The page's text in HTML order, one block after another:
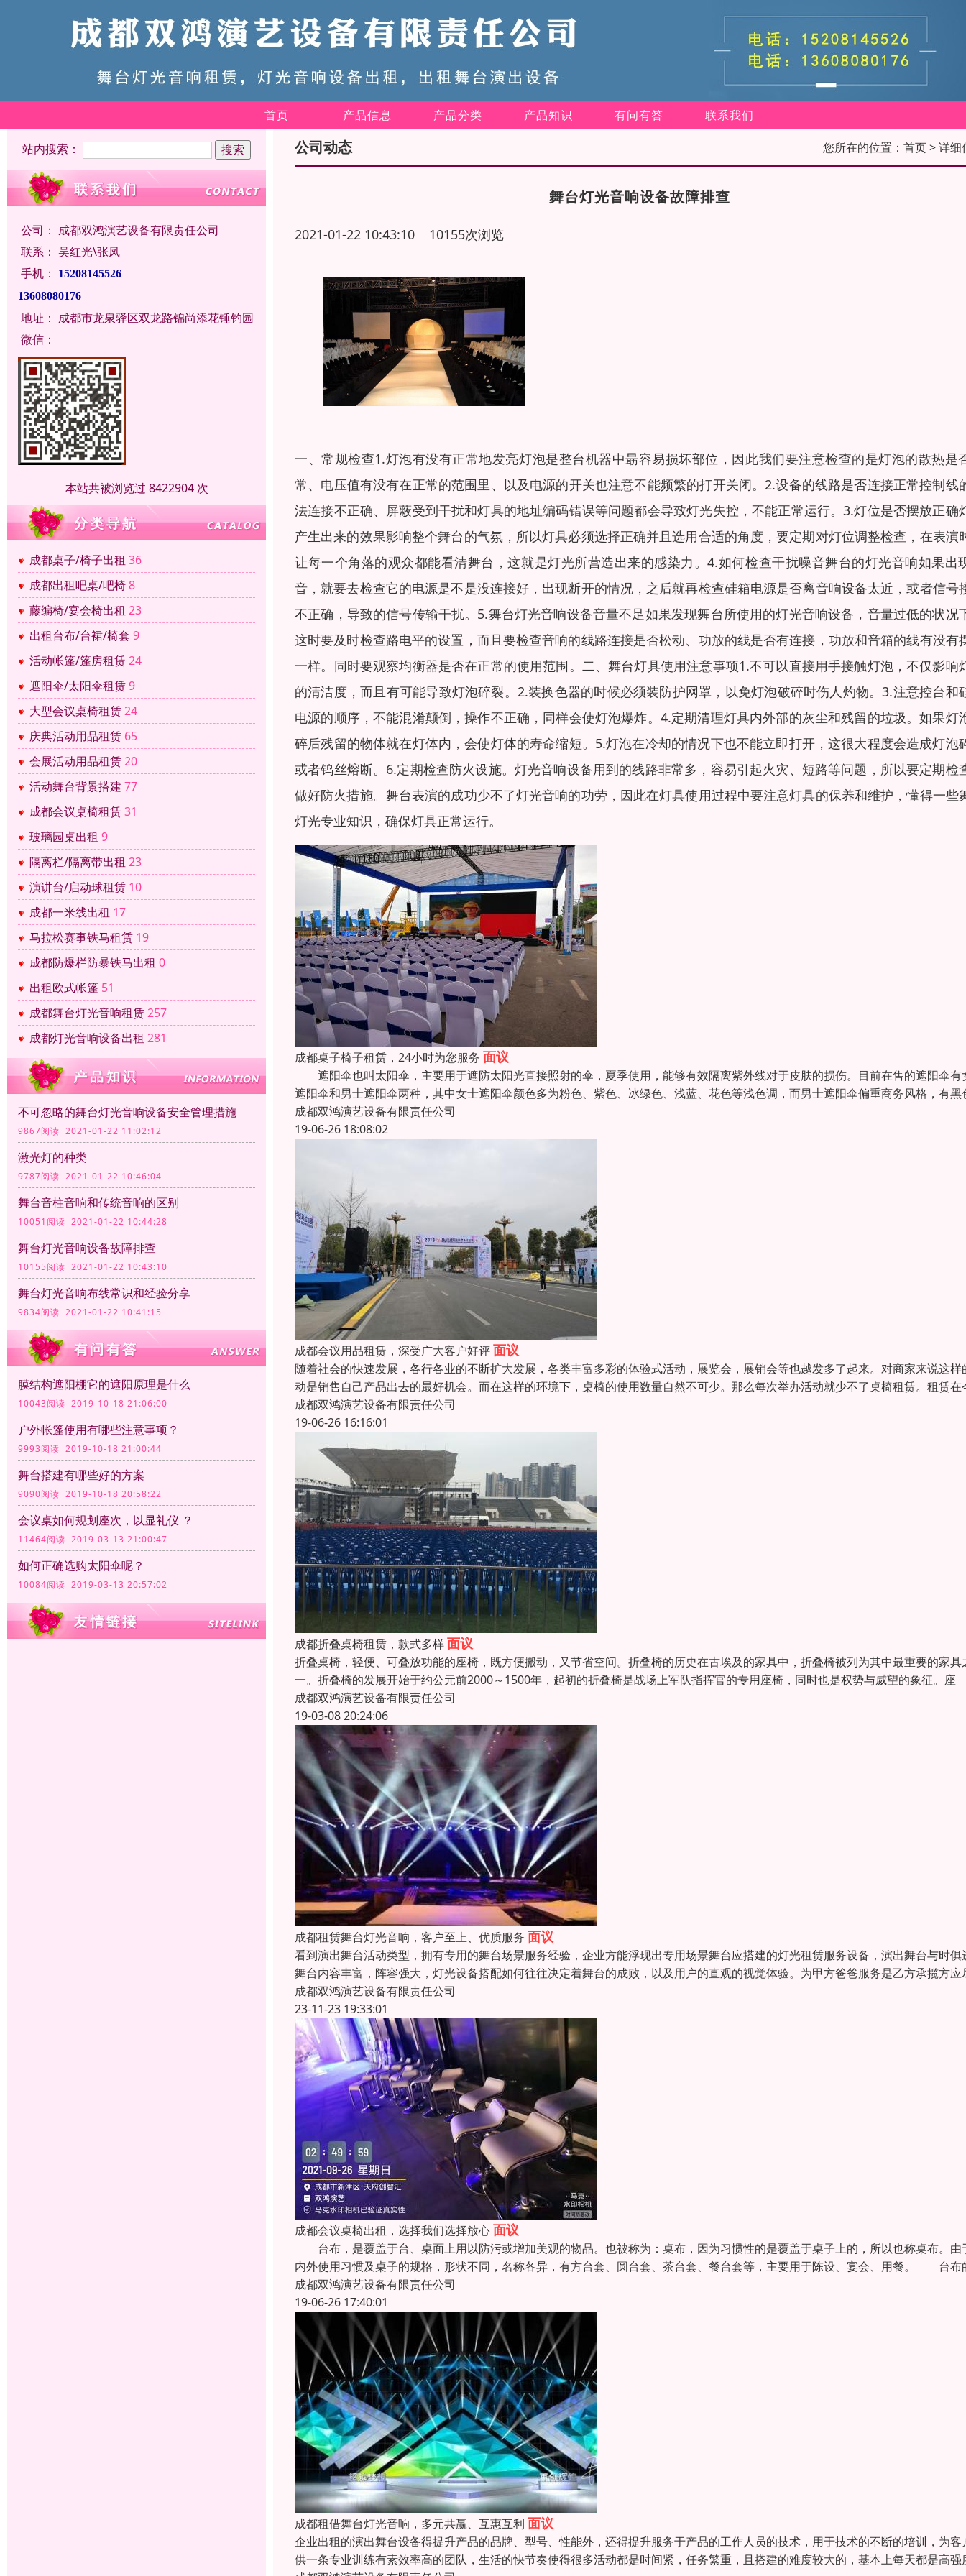
首页 产品信息 产品分类 产品知识 有问有答 联系我们
站内搜索：
公司： 成都双鸿演艺设备有限责任公司
联系： 吴红光\张凤
手机：
15208145526
13608080176
地址： 成都市龙泉驿区双龙路锦尚添花锤钓园
微信：
本站共被浏览过 8422904 次
成都桌子/椅子出租 36
成都出租吧桌/吧椅8
藤编椅/宴会椅出租 23
出租台布/台裙/椅套 9
活动帐篷/篷房租赁24
遮阳伞/太阳伞租赁9
大型会议桌椅租赁24
庆典活动用品租赁 65
会展活动用品租赁20
活动舞台背景搭建 77
成都会议桌椅租赁31
玻璃园桌出租 9
隔离栏/隔离带出租 23
演讲台/启动球租赁 10
成都一米线出租 17
马拉松赛事铁马租赁 19
成都防爆栏防暴铁马出租 0
出租欧式帐篷 51
成都舞台灯光音响租赁257
成都灯光音响设备出租 281
不可忽略的舞台灯光音响设备安全管理措施
9867阅读 2021-01-22 11:02:12
激光灯的种类
9787阅读 2021-01-22 10:46:04
舞台音柱音响和传统音响的区别
10051阅读 2021-01-22 10:44:28
舞台灯光音响设备故障排查
10155阅读 2021-01-22 10:43:10
舞台灯光音响布线常识和经验分享
9834阅读 2021-01-22 10:41:15
膜结构遮阳棚它的遮阳原理是什么
10043阅读 2019-10-18 21:06:00
户外帐篷使用有哪些注意事项？
9993阅读 2019-10-18 21:00:44
舞台搭建有哪些好的方案
9090阅读 2019-10-18 20:58:22
会议桌如何规划座次，以显礼仪 ？
11464阅读 2019-03-13 21:00:47
如何正确选购太阳伞呢？
10084阅读 2019-03-13 20:57:02
公司动态 您所在的位置： 首页> 详细
舞台灯光音响设备故障排查
2021-01-22 10:43:10 10155次浏览
一、常规检查1.灯泡有没有正常地发亮灯泡是整台机器中朂容易损坏部位，因此我们要注意检查的是灯泡的散热是
常、电压值有没有在正常的范围里、以及电源的开关也注意不能频繁的打开关闭。2.设备的线路是否连接正常控制线
法连接不正确、屏蔽受到干扰和灯具的地址编码错误等问题都会导致灯光失控，不能正常运行。3.灯位是否摆放正确
产生出来的效果影响整个舞台的气氛，所以灯具必须选择正确并且选用合适的角度，要定期对灯位调整检查，在表演
让每一个角落的观众都能看清舞台，这就是灯光所营造出来的感染力。4.如何检查干扰噪音舞台的灯光音响如果出
音，就要去检查它的电源是不是没连接好，出现断开的情况，之后就再检查硅箱电源是否离音响设备太近，或者信号
不正确，导致的信号传输干扰。5.舞台灯光音响设备音量不足如果发现舞台所使用的灯光音响设备，音量过低的状况
这时要及时检查路电平的设置，而且要检查音响的线路连接是否松动、功放的线是否有连接，功放和音箱的线有没有
一样。同时要观察均衡器是否在正常的使用范围。二、舞台灯具使用注意事项1.不可以直接用手接触灯泡，不仅影响
的清洁度，而且有可能导致灯泡碎裂。2.装换色器的时候必须装防护网罩，以免灯泡破碎时伤人灼物。3.注意控台和
电源的顺序，不能混淆颠倒，操作不正确，同样会使灯泡爆炸。4.定期清理灯具内外部的灰尘和残留的垃圾。如果灯
碎后残留的物体就在灯体内，会使灯体的寿命缩短。5.灯泡在冷却的情况下也不能立即打开，这很大程度会造成灯泡
或者钨丝熔断。6.定期检查防火设施。灯光音响设备用到的线路非常多，容易引起火灾、短路等问题，所以要定期检
做好防火措施。舞台表演的成功少不了灯光音响的功劳，因此在灯具使用过程中要注意灯具的保养和维护，懂得一些
灯光专业知识，确保灯具正常运行。
成都桌子椅子租赁，24小时为您服务 面议
遮阳伞也叫太阳伞，主要用于遮防太阳光直接照射的伞，夏季使用，能够有效隔离紫外线对于皮肤的损伤。目前在售的遮阳伞有
遮阳伞和男士遮阳伞两种，其中女士遮阳伞颜色多为粉色、紫色、冰绿色、浅蓝、花色等浅色调，而男士遮阳伞偏重商务风格，有黑
成都双鸿演艺设备有限责任公司
19-06-26 18:08:02
成都会议用品租赁，深受广大客户好评面议
随着社会的快速发展，各行各业的不断扩大发展，各类丰富多彩的体验式活动，展览会，展销会等也越发多了起来。对商家来说这样
动是销售自己产品出去的最好机会。而在这样的环境下，桌椅的使用数量自然不可少。那么每次举办活动就少不了桌椅租赁。租赁在
成都双鸿演艺设备有限责任公司
19-06-26 16:16:01
成都折叠桌椅租赁，款式多样面议
折叠桌椅，轻便、可叠放功能的座椅，既方便搬动，又节省空间。折叠椅的历史在古埃及的家具中，折叠椅被列为其中最重要的家具
一。折叠椅的发展开始于约公元前2000～1500年，起初的折叠椅是战场上军队指挥官的专用座椅，同时也是权势与威望的象征。座
成都双鸿演艺设备有限责任公司
19-03-08 20:24:06
成都租赁舞台灯光音响，客户至上、优质服务 面议
看到演出舞台活动类型，拥有专用的舞台场景服务经验，企业方能浮现出专用场景舞台应搭建的灯光租赁服务设备，演出舞台与时俱
舞台内容丰富，阵容强大，灯光设备搭配如何往往决定着舞台的成败，以及用户的直观的视觉体验。为甲方爸爸服务是乙方承揽方应
成都双鸿演艺设备有限责任公司
23-11-23 19:33:01
成都会议桌椅出租，选择我们选择放心面议
台布，是覆盖于台、桌面上用以防污或增加美观的物品。也被称为：桌布，因为习惯性的是覆盖于桌子上的，所以也称桌布。由
内外使用习惯及桌子的规格，形状不同，名称各异，有方台套、圆台套、茶台套、餐台套等，主要用于陈设、宴会、用餐。 台布
成都双鸿演艺设备有限责任公司
19-06-26 17:40:01
成都租借舞台灯光音响，多元共赢、互惠互利 面议
企业出租的演出舞台设备得提升产品的品牌、型号、性能外，还得提升服务于产品的工作人员的技术，用于技术的不断的培训，为客
供一条专业训练有素效率高的团队，生活的快节奏使得很多活动都是时间紧，任务繁重，且搭建的难度较大的，基本上每天都是高强